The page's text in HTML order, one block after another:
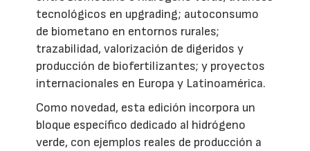
tecnológicos en upgrading; autoconsumo
de biometano en entornos rurales;
trazabilidad, valorización de digeridos y
producción de biofertilizantes; y proyectos
internacionales en Europa y Latinoamérica.
Como novedad, esta edición incorpora un
bloque específico dedicado al hidrógeno
verde, con ejemplos reales de producción a